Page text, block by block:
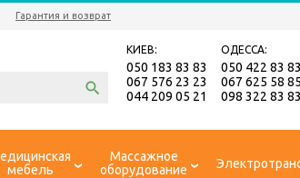
Гарантия и возврат
КИЕВ:
050 183 83 83
067 576 23 23
044 209 05 21
ОДЕССА:
050 422 83 83
067 625 58 85
098 322 83 83
мебель
Массажное
оборудование